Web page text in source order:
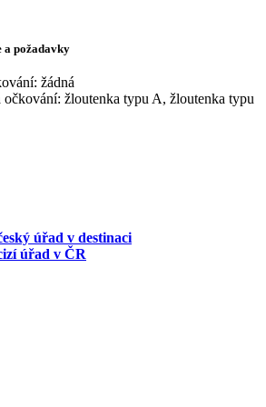
požadavky
žádná
očkování: žloutenka typu A, žloutenka typu
úřad v destinaci
úřad v ČR